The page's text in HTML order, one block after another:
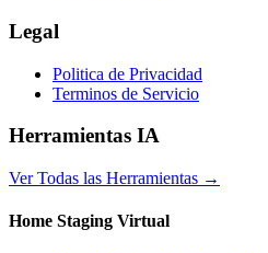
Legal
Politica de Privacidad
Terminos de Servicio
Herramientas IA
Ver Todas las Herramientas →
Home Staging Virtual